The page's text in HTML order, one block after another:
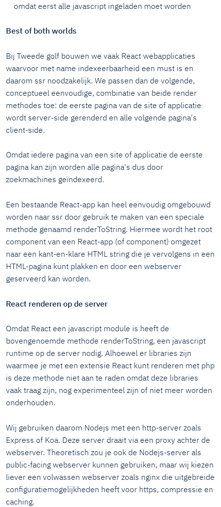
omdat eerst alle javascript ingeladen moet worden
Best of both worlds
Bij Tweede golf bouwen we vaak React webapplicaties
waarvoor met name indexeerbaarheid een must is en
daarom ssr noodzakelijk. We passen dan de volgende,
conceptueel eenvoudige, combinatie van beide render
methodes toe: de eerste pagina van de site of applicatie
wordt server-side gerenderd en alle volgende pagina's
client-side.
Omdat iedere pagina van een site of applicatie de eerste
pagina kan zijn worden alle pagina's dus door
zoekmachines geïndexeerd.
Een bestaande React-app kan heel eenvoudig omgebouwd
worden naar ssr door gebruik te maken van een speciale
methode genaamd renderToString. Hiermee wordt het root
component van een React-app (of component) omgezet
naar een kant-en-klare HTML string die je vervolgens in een
HTML-pagina kunt plakken en door een webserver
geserveerd kan worden.
React renderen op de server
Omdat React een javascript module is heeft de
bovengenoemde methode renderToString, een javascript
runtime op de server nodig. Alhoewel er libraries zijn
waarmee je met een extensie React kunt renderen met php
is deze methode niet aan te raden omdat deze libraries
vaak traag zijn, nog experimenteel zijn of niet meer worden
onderhouden.
Wij gebruiken daarom Nodejs met een http-server zoals
Express of Koa. Deze server draait via een proxy achter de
webserver. Theoretisch zou je ook de Nodejs-server als
public-facing webserver kunnen gebruiken, maar wij kiezen
liever een volwassen webserver zoals nginx die uitgebreide
configuratiemogelijkheden heeft voor https, compressie en
caching.